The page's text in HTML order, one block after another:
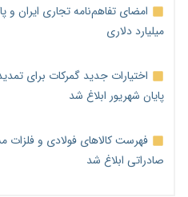
میلیارد دلاری
اختیارات جدید گمرکات برای
پایان شهریور ابلاغ شد
صادراتی ابلاغ شد